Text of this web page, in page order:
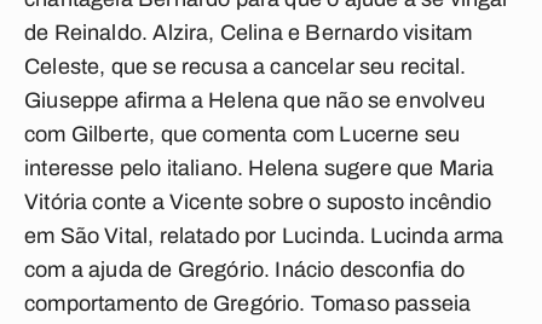
de Reinaldo. Alzira, Celina e Bernardo visitam
Celeste, que se recusa a cancelar seu recital.
Giuseppe afirma a Helena que não se envolveu
com Gilberte, que comenta com Lucerne seu
interesse pelo italiano. Helena sugere que Maria
Vitória conte a Vicente sobre o suposto incêndio
em São Vital, relatado por Lucinda. Lucinda arma
com a ajuda de Gregório. Inácio desconfia do
comportamento de Gregório. Tomaso passeia